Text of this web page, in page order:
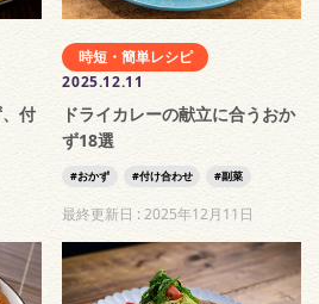
付
時短・簡単レシピ
2025.12.11
ドライカレーの献立に合うおか
ず18選
おかず 付け合わせ 副菜
最終更新日 :2025年12月11日